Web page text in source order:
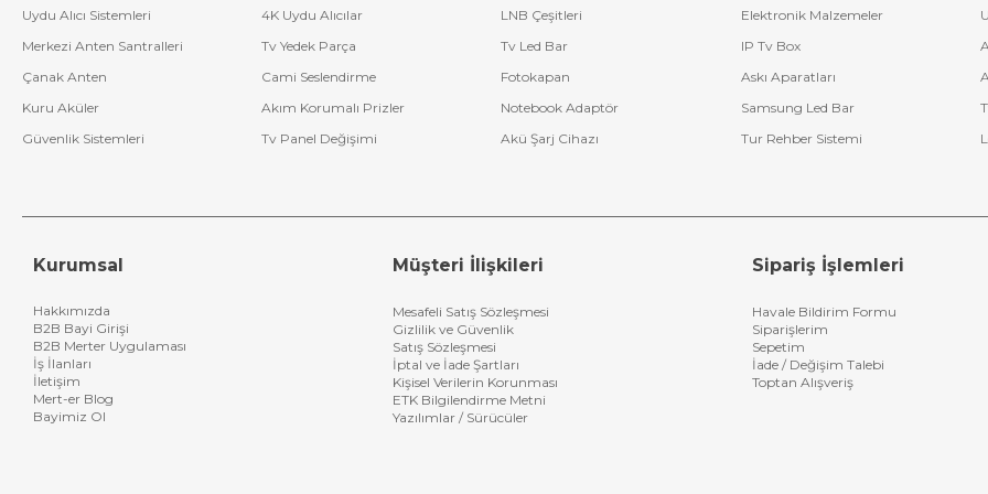
Uydu Alıcı Sistemleri 4K Uydu Alıcılar LNB Çeşitleri Elektronik Malzemeler
Merkezi Anten Santralleri
Tv Yedek Parça Tv Led Bar IP Tv Box
Çanak Anten
Cami Seslendirme Fotokapan Askı Aparatları
Kuru Aküler
Akım Korumalı Prizler Notebook Adaptör Samsung Led Bar
Güvenlik Sistemleri
Tv Panel Değişimi Akü Şarj Cihazı Tur Rehber Sistemi
Kurumsal
Hakkımızda
B2B Bayi Girişi
B2B Merter Uygulaması
İş İlanları
İletişim
Mert-er Blog
Bayimiz Ol
Müşteri İlişkileri
Mesafeli Satış Sözleşmesi
Gizlilik ve Güvenlik
Satış Sözleşmesi
İptal ve İade Şartları
Kişisel Verilerin Korunması
ETK Bilgilendirme Metni
Yazılımlar / Sürücüler
Sipariş İşlemleri
Havale Bildirim Formu
Siparişlerim
Sepetim
İade / Değişim Talebi
Toptan Alışveriş